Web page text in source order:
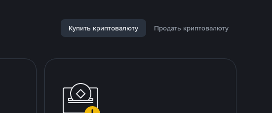
Купить криптовалюту Продать криптовалюту